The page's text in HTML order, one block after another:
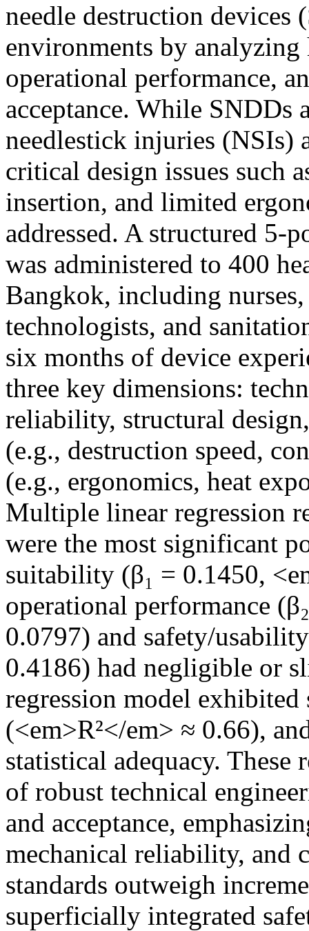
needle destruction devices
environments by
operational performance,
acceptance. While SNDDs
needlestick injuries (NSIs)
critical design issues such
insertion, and limited
addressed. A structured 5-
was administered to 400
Bangkok, including
technologists, and
six months of device
three key dimensions:
reliability, structural
(e.g., destruction speed,
(e.g., ergonomics, heat
Multiple linear regression
were the most significant
suitability (β₁ = 0.1450,
operational performance
0.0797) and safety/
0.4186) had negligible or
regression model
(<em>R²</em> ≈ 0.66),
statistical adequacy.
of robust technical
and acceptance,
mechanical reliability, and
standards outweigh
superficially integrated